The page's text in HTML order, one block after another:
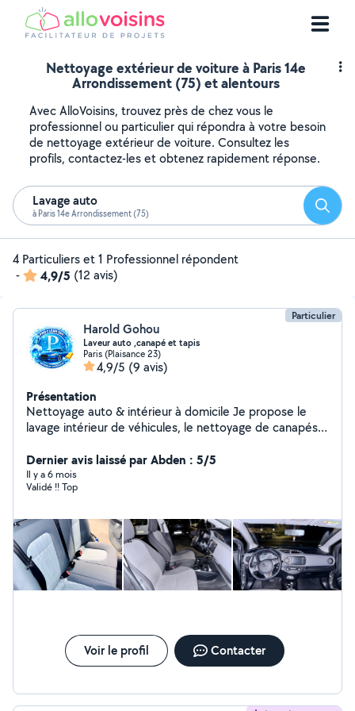
Nettoyage extérieur de voiture à Paris 14e
Arrondissement (75) et alentours
Avec AlloVoisins, trouvez près de chez vous le
professionnel ou particulier qui répondra à votre besoin
de nettoyage extérieur de voiture. Consultez les
profils, contactez-les et obtenez rapidement réponse.
Lavage auto
à Paris 14e Arrondissement (75)
4 Particuliers et 1 Professionnel répondent
-
4,9/5 (12 avis)
Particulier
Harold Gohou
Laveur auto ,canapé et tapis
Paris (Plaisance 23)
4,9/5 (9 avis)
Présentation
Nettoyage auto & intérieur à domicile Je propose le
lavage intérieur de véhicules, le nettoyage de canapés,
propre et soigné Produits adaptés & respectueux
Dernier avis laissé par Abden : 5/5
Il y a 6 mois
Validé !! Top
Voir le profil Contacter